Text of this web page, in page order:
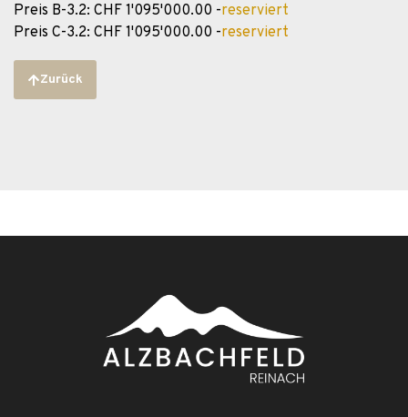
Preis B-3.2: CHF 1'095'000.00 -reserviert
Preis C-3.2: CHF 1'095'000.00 -reserviert
Zurück